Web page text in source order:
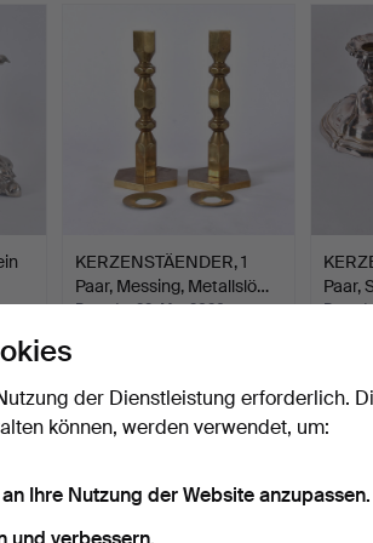
KERZENSTÄENDER, 1
Paar, Messing, Metallslö…
Beendet 22. Mai 2026
Paar,
der Dienstleistung erforderlich.
können, werden verwendet, um:
Ihre Nutzung der Website anzupassen.